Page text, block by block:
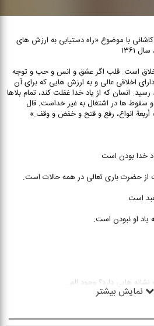
با موضوع «راه دستیابی به ارزش های
۱۳۶۱
است. قلب اگر عشق و انس و حب و توجه
اخلاقی عالی و به ارزش هایی که برای آن
انسان که از یاد خدا غفلت کند، تمام بلاها
سقوط ها در اشتغال به غیر خداست. قال
أربعة انواع، رفع و فتح و خفض و وقف.»
خدا بودن است
حضرت بارى تعالى در همه حالات است.
است
او نبودن است.
هایی دارد؟ وجود الم
نمایش بیشتر